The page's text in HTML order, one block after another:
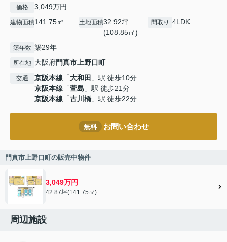
価格 3,049万円
建物面積141.75㎡ 土地面積32.92坪
(108.85㎡)
間取り 4LDK
築年数 築29年
所在地 大阪府門真市上野口町
交通 京阪本線 「大和田 」駅 徒歩10分
京阪本線 「萱島 」駅 徒歩21分
京阪本線 「古川橋 」駅 徒歩22分
無料 お問い合わせ
門真市上野口町の販売中物件
3,049万円
42.87坪(141.75㎡)
周辺施設